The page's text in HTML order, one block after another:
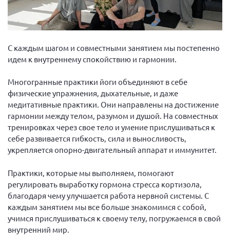
Вице-президент Зрячева Н.В.
Вице-президент Шишлянников Ф.В.
Отдел международных отношений
Вице-президент Валюх М.В.
Вице-президент Чернова А.В.
Вице-президент Цикорин И.В.
Вице-президент Груба Л.В.
Главный бухгалтер Жаворонкова Г.М.
Конференция ОООИБРС 2025
Экспертный совет ОООИБРС 2025
Конференция ОООИБРС 2024
Конференция ОООИБРС 2023
С каждым шагом и совместными занятием мы постепенно
идем к внутреннему спокойствию и гармонии.
Многогранные практики йоги объединяют в себе
физические упражнения, дыхательные, и даже
медитативные практики. Они направлены на достижение
гармонии между телом, разумом и душой. На совместных
тренировках через свое тело и умение прислушиваться к
себе развивается гибкость, сила и выносливость,
укрепляется опорно-двигательный аппарат и иммунитет.
Практики, которые мы выполняем, помогают
регулировать выработку гормона стресса кортизола,
благодаря чему улучшается работа нервной системы. С
каждым занятием мы все больше знакомимся с собой,
учимся прислушиваться к своему телу, погружаемся в свой
внутренний мир.